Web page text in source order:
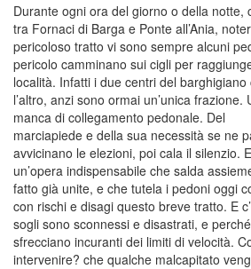
Durante ogni ora del giorno o della notte,
tra Fornaci di Barga e Ponte all’Ania,
pericoloso tratto vi sono sempre alcuni
pericolo camminano sui cigli per
località. Infatti i due centri del barghigiano
l’altro, anzi sono ormai un’unica
manca di collegamento pedonale. Del
marciapiede e della sua necessità se ne
avvicinano le elezioni, poi cala il silenzio.
un’opera indispensabile che salda
fatto già unite, e che tutela i pedoni oggi
con rischi e disagi questo breve tratto. E
sogli sono sconnessi e disastrati, e
sfrecciano incuranti dei limiti di velocità.
intervenire? che qualche malcapitato